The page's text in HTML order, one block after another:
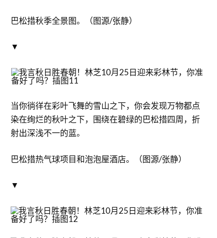
巴松措秋季全景图。（图源/张静）
▼
当你徜徉在彩叶飞舞的雪山之下，你会发现万物都点
染在绚烂的秋叶之下，围绕在碧绿的巴松措四周，折
射出深浅不一的蓝。
巴松措热气球项目和泡泡屋酒店。（图源/张静）
▼